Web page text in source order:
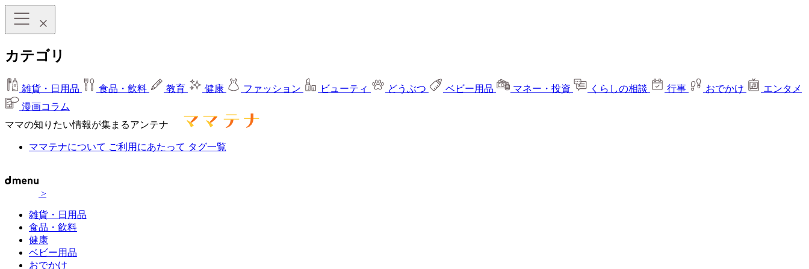
カテゴリ
雑貨・日用品 食品・飲料 教育 健康 ファッション ビューティ どうぶつ ベビー用品 マネー・投資 くらしの相談 行事 おでかけ
エンタメ
漫画コラム
ママの知りたい情報が集まるアンテナ
ママテナについて ご利用にあたって タグ一覧
>
雑貨・日用品
食品・飲料
健康
ベビー用品
おでかけ